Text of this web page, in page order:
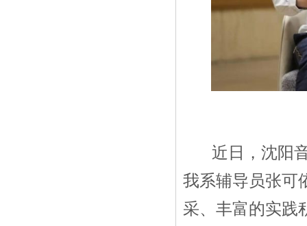
近日，沈阳音
我系辅导员张可
采、丰富的实践